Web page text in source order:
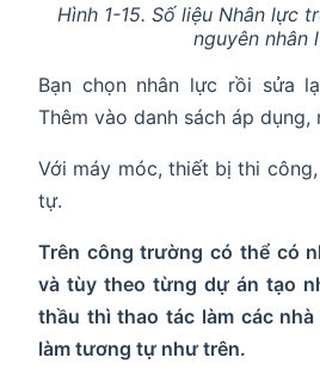
Hình 1-15. Số liệu Nhân lực
nguyên nhân
Bạn chọn nhân lực rồi sửa
Thêm vào danh sách áp dụng,
Với máy móc, thiết bị thi
tự.
Trên công trường có thể có
và tùy theo từng dự án tạo
thầu thì thao tác làm các
làm tương tự như trên.